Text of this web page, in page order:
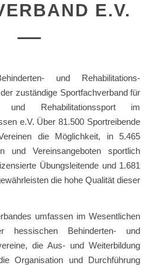
E.V.
und Rehabilitations-
zuständige Sportfachverband für
und Rehabilitationssport im
e.V. Über 81.500 Sportreibende
die Möglichkeit, in 5.465
und Vereinsangeboten sportlich
Übungsleitende und 1.681
die hohe Qualität dieser
umfassen im Wesentlichen
hessischen Behinderten- und
die Aus- und Weiterbildung
Organisation und Durchführung